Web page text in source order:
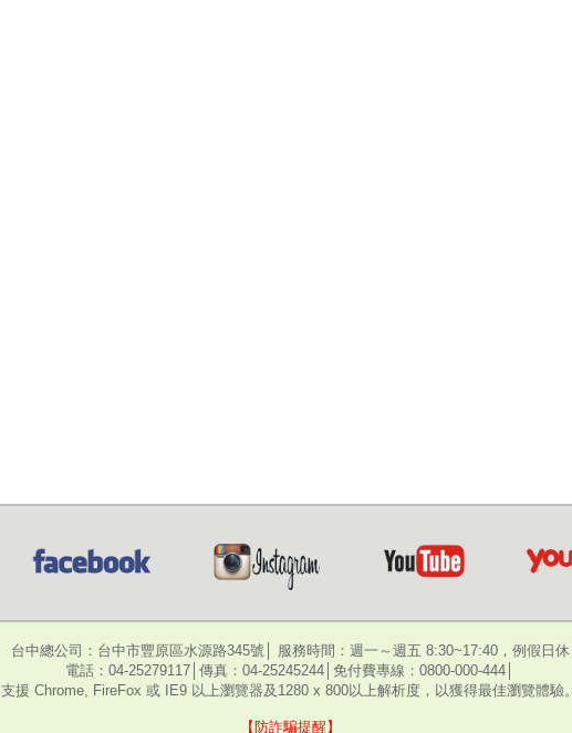
台中總公司：台中市豐原區水源路345號│ 服務時間：週一～週五 8:30~17:40，例假日休
電話：04-25279117│傳真：04-25245244│免付費專線：0800-000-444│
支援 Chrome, FireFox 或 IE9 以上瀏覽器及1280 x 800以上解析度，以獲得最佳瀏覽體驗。
【防詐騙提醒】